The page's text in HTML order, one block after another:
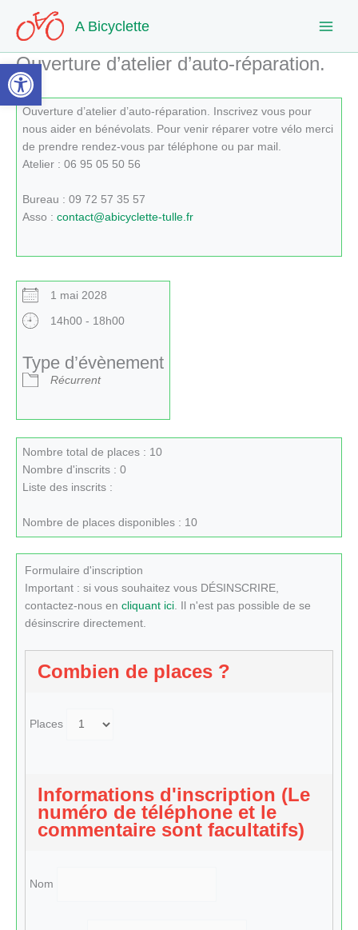
Ouvrir la barre d’outils
contenu
A Bicyclette
Ouverture d’atelier d’auto-réparation.
Ouverture d’atelier d’auto-réparation. Inscrivez vous pour
nous aider en bénévolats. Pour venir réparer votre vélo merci
de prendre rendez-vous par téléphone ou par mail.
Atelier : 06 95 05 50 56
Bureau : 09 72 57 35 57
Asso : contact@abicyclette-tulle.fr
1 mai 2028
14h00 - 18h00
Type d’évènement
Récurrent
Nombre total de places : 10
Nombre d'inscrits : 0
Liste des inscrits :
Nombre de places disponibles : 10
Formulaire d'inscription
Important : si vous souhaitez vous DÉSINSCRIRE,
contactez-nous en cliquant ici. Il n'est pas possible de se
désinscrire directement.
Combien de places ?
Places
Informations d'inscription (Le
numéro de téléphone et le
commentaire sont facultatifs)
Nom